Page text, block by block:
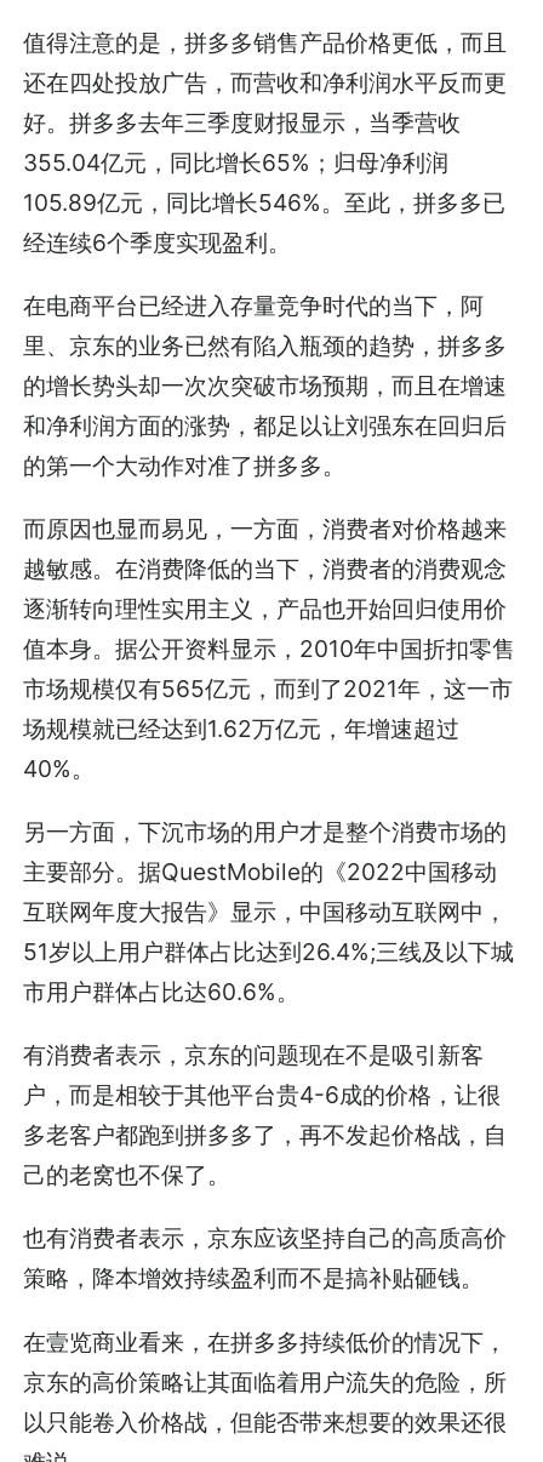
值得注意的是，拼多多销售产品价格更低，而且
还在四处投放广告，而营收和净利润水平反而更
好。拼多多去年三季度财报显示，当季营收
355.04亿元，同比增长65%；归母净利润
105.89亿元，同比增长546%。至此，拼多多已
经连续6个季度实现盈利。
在电商平台已经进入存量竞争时代的当下，阿
里、京东的业务已然有陷入瓶颈的趋势，拼多多
的增长势头却一次次突破市场预期，而且在增速
和净利润方面的涨势，都足以让刘强东在回归后
的第一个大动作对准了拼多多。
而原因也显而易见，一方面，消费者对价格越来
越敏感。在消费降低的当下，消费者的消费观念
逐渐转向理性实用主义，产品也开始回归使用价
值本身。据公开资料显示，2010年中国折扣零售
市场规模仅有565亿元，而到了2021年，这一市
场规模就已经达到1.62万亿元，年增速超过
40%。
另一方面，下沉市场的用户才是整个消费市场的
主要部分。据QuestMobile的《2022中国移动
互联网年度大报告》显示，中国移动互联网中，
51岁以上用户群体占比达到26.4%;三线及以下城
市用户群体占比达60.6%。
有消费者表示，京东的问题现在不是吸引新客
户，而是相较于其他平台贵4-6成的价格，让很
多老客户都跑到拼多多了，再不发起价格战，自
己的老窝也不保了。
也有消费者表示，京东应该坚持自己的高质高价
策略，降本增效持续盈利而不是搞补贴砸钱。
在壹览商业看来，在拼多多持续低价的情况下，
京东的高价策略让其面临着用户流失的危险，所
以只能卷入价格战，但能否带来想要的效果还很